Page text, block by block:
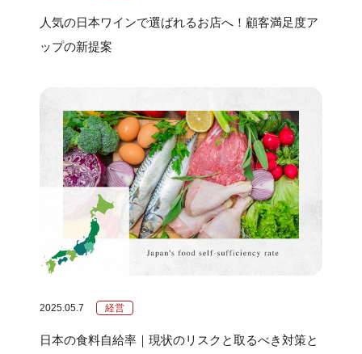
人気の日本ワインで選ばれるお店へ！顧客満足度ア
ップの新提案
2025.05.7 経営
日本の食料自給率｜現状のリスクと取るべき対策と